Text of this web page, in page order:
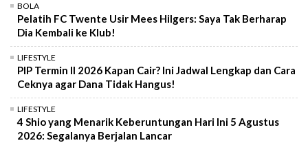
BOLA
Pelatih FC Twente Usir Mees Hilgers: Saya Tak Berharap
Dia Kembali ke Klub!
LIFESTYLE
PIP Termin II 2026 Kapan Cair? Ini Jadwal Lengkap dan Cara
Ceknya agar Dana Tidak Hangus!
LIFESTYLE
4 Shio yang Menarik Keberuntungan Hari Ini 5 Agustus
2026: Segalanya Berjalan Lancar